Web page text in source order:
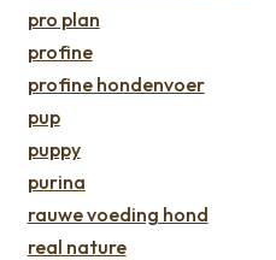
pro plan
profine
profine hondenvoer
pup
puppy
purina
rauwe voeding hond
real nature